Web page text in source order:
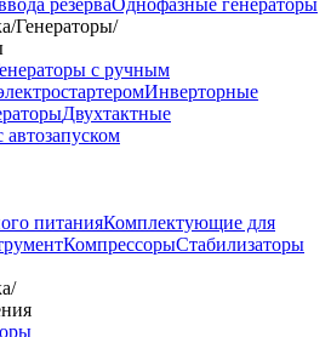
резерваОднофазные генераторы
/Генераторы/
с ручным
Инверторные
Двухтактные
автозапуском
питанияКомплектующие для
КомпрессорыСтабилизаторы
/